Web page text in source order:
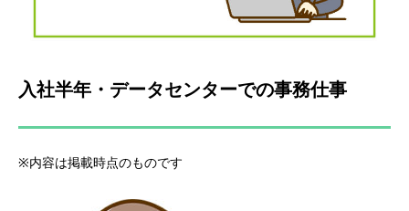
入社半年・データセンターでの事務仕事
※内容は掲載時点のものです